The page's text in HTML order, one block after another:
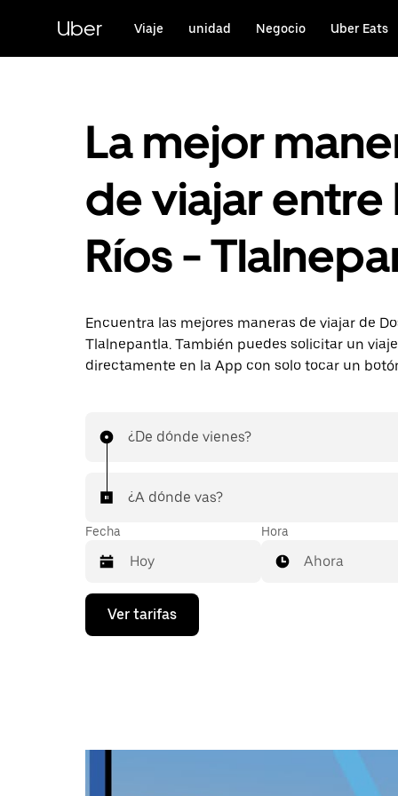
contenido
principal
Uber Viaje unidad Negocio Uber Eats
La mejor
de viajar entre
Ríos -
Encuentra las mejores maneras de viajar de
Tlalnepantla. También puedes solicitar un viaje
directamente en la App con solo tocar un
¿De dónde vienes?
¿A dónde vas?
Fecha
Presiona
flecha
calendario
Hora
Ahora
Ver tarifas